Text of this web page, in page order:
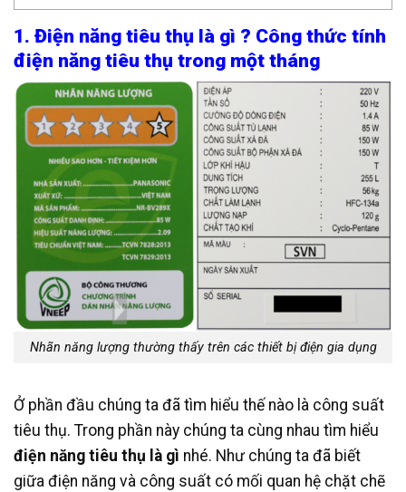
1. Điện năng tiêu thụ là gì ? Công thức tính
điện năng tiêu thụ trong một tháng
Nhãn năng lượng thường thấy trên các thiết bị điện gia dụng
Ở phần đầu chúng ta đã tìm hiểu thế nào là công suất
tiêu thụ. Trong phần này chúng ta cùng nhau tìm hiểu
điện năng tiêu thụ là gì nhé. Như chúng ta đã biết
giữa điện năng và công suất có mối quan hệ chặt chẽ